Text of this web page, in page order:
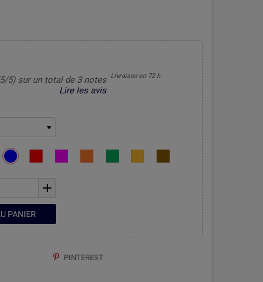
5) sur un total de 3 notes
Lire les avis
Livraison en 72 h
add
PANIER
PINTEREST